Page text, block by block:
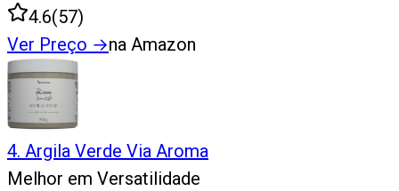
4.6(57)
Ver Preço →na Amazon
4. Argila Verde Via Aroma
Melhor em Versatilidade